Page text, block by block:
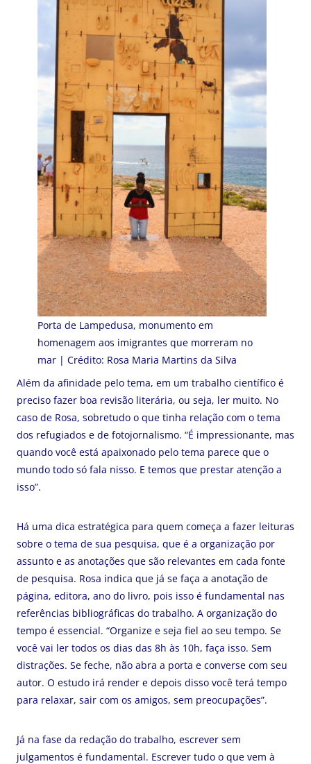
Porta de Lampedusa, monumento em
homenagem aos imigrantes que morreram no
mar | Crédito: Rosa Maria Martins da Silva
Além da afinidade pelo tema, em um trabalho científico é
preciso fazer boa revisão literária, ou seja, ler muito. No
caso de Rosa, sobretudo o que tinha relação com o tema
dos refugiados e de fotojornalismo. “É impressionante, mas
quando você está apaixonado pelo tema parece que o
mundo todo só fala nisso. E temos que prestar atenção a
isso”.
Há uma dica estratégica para quem começa a fazer leituras
sobre o tema de sua pesquisa, que é a organização por
assunto e as anotações que são relevantes em cada fonte
de pesquisa. Rosa indica que já se faça a anotação de
página, editora, ano do livro, pois isso é fundamental nas
referências bibliográficas do trabalho. A organização do
tempo é essencial. “Organize e seja fiel ao seu tempo. Se
você vai ler todos os dias das 8h às 10h, faça isso. Sem
distrações. Se feche, não abra a porta e converse com seu
autor. O estudo irá render e depois disso você terá tempo
para relaxar, sair com os amigos, sem preocupações”.
Já na fase da redação do trabalho, escrever sem
julgamentos é fundamental. Escrever tudo o que vem à